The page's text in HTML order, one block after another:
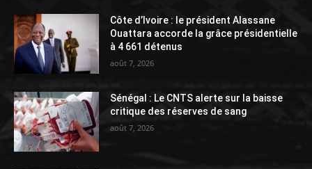
Côte d’Ivoire : le président Alassane
Ouattara accorde la grâce présidentielle
à 4 661 détenus
août 7, 2026
Sénégal : Le CNTS alerte sur la baisse
critique des réserves de sang
août 7, 2026